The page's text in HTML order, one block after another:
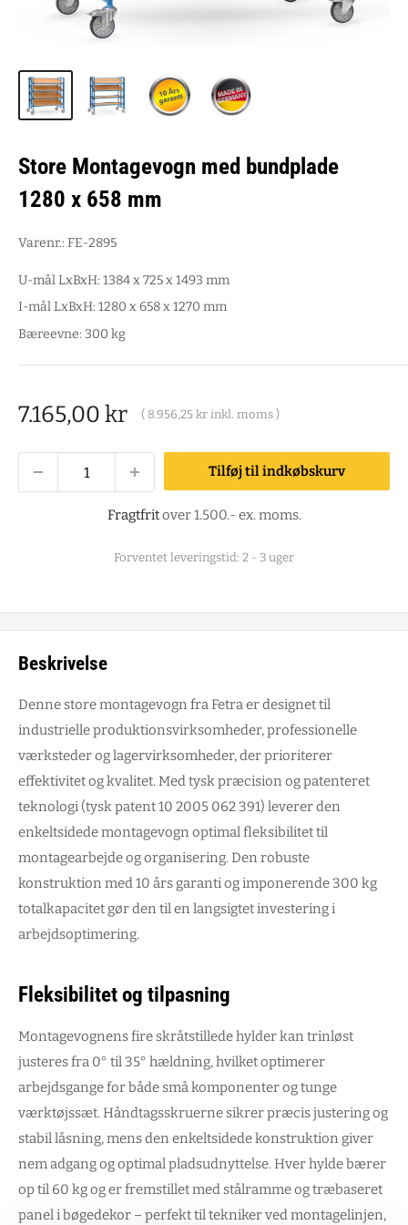
Store Montagevogn med bundplade
1280 x 658 mm
Varenr.: FE-2895
U-mål LxBxH: 1384 x 725 x 1493 mm
I-mål LxBxH: 1280 x 658 x 1270 mm
Bæreevne: 300 kg
Salgspris
7.165,00 kr ( 8.956,25 kr inkl. moms )
Tilføj til indkøbskurv
Fragtfritover 1.500.- ex. moms.
Forventet leveringstid: 2 - 3 uger
Beskrivelse
Denne store montagevogn fra Fetra er designet til
industrielle produktionsvirksomheder, professionelle
værksteder og lagervirksomheder, der prioriterer
effektivitet og kvalitet. Med tysk præcision og patenteret
teknologi (tysk patent 10 2005 062 391) leverer den
enkeltsidede montagevogn optimal fleksibilitet til
montagearbejde og organisering. Den robuste
konstruktion med 10 års garanti og imponerende 300 kg
totalkapacitet gør den til en langsigtet investering i
arbejdsoptimering.
Fleksibilitet og tilpasning
Montagevognens fire skråtstillede hylder kan trinløst
justeres fra 0° til 35° hældning, hvilket optimerer
arbejdsgange for både små komponenter og tunge
værktøjssæt. Håndtagsskruerne sikrer præcis justering og
stabil låsning, mens den enkeltsidede konstruktion giver
nem adgang og optimal pladsudnyttelse. Hver hylde bærer
op til 60 kg og er fremstillet med stålramme og træbaseret
panel i bøgedekor – perfekt til tekniker ved montagelinjen,